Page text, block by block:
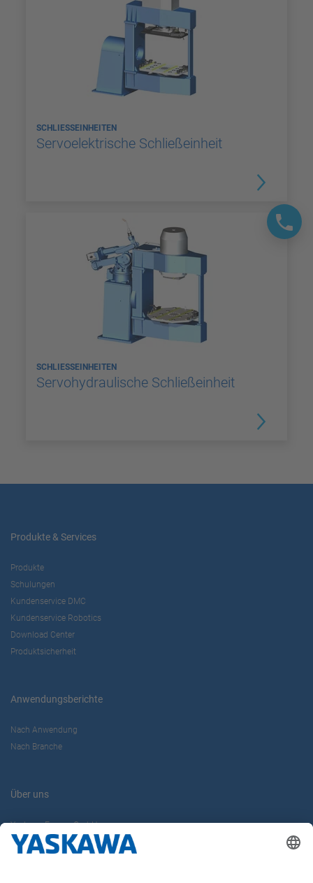
SCHLIESSEINHEITEN
Servoelektrische Schließeinheit
SCHLIESSEINHEITEN
Servohydraulische Schließeinheit
Produkte & Services
Produkte
Schulungen
Kundenservice DMC
Kundenservice Robotics
Download Center
Produktsicherheit
Anwendungsberichte
Nach Anwendung
Nach Branche
Über uns
Yaskawa Europe GmbH
Karriere